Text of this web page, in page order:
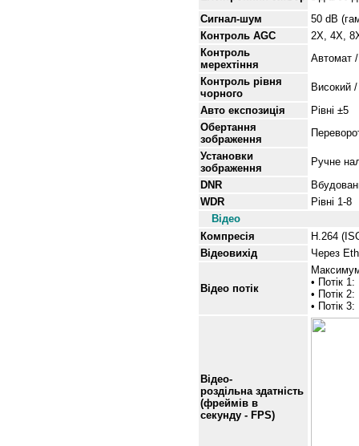
Сигнал-шум
50 dB
Контроль AGC
2X, 4X,
Контроль
мерехтіння
Автомат
Контроль рівня
чорного
Високий
Авто експозиція
Рівні ±5
Обертання
зображення
Установки
зображення
Ручне
DNR
WDR
Рівні 1-8
Відео
Компресія
H.264
Відеовихід
Через
Відео потік
• Потік
• Потік
• Потік
Відео-
роздільна здатність
(фреймів в
секунду - FPS)